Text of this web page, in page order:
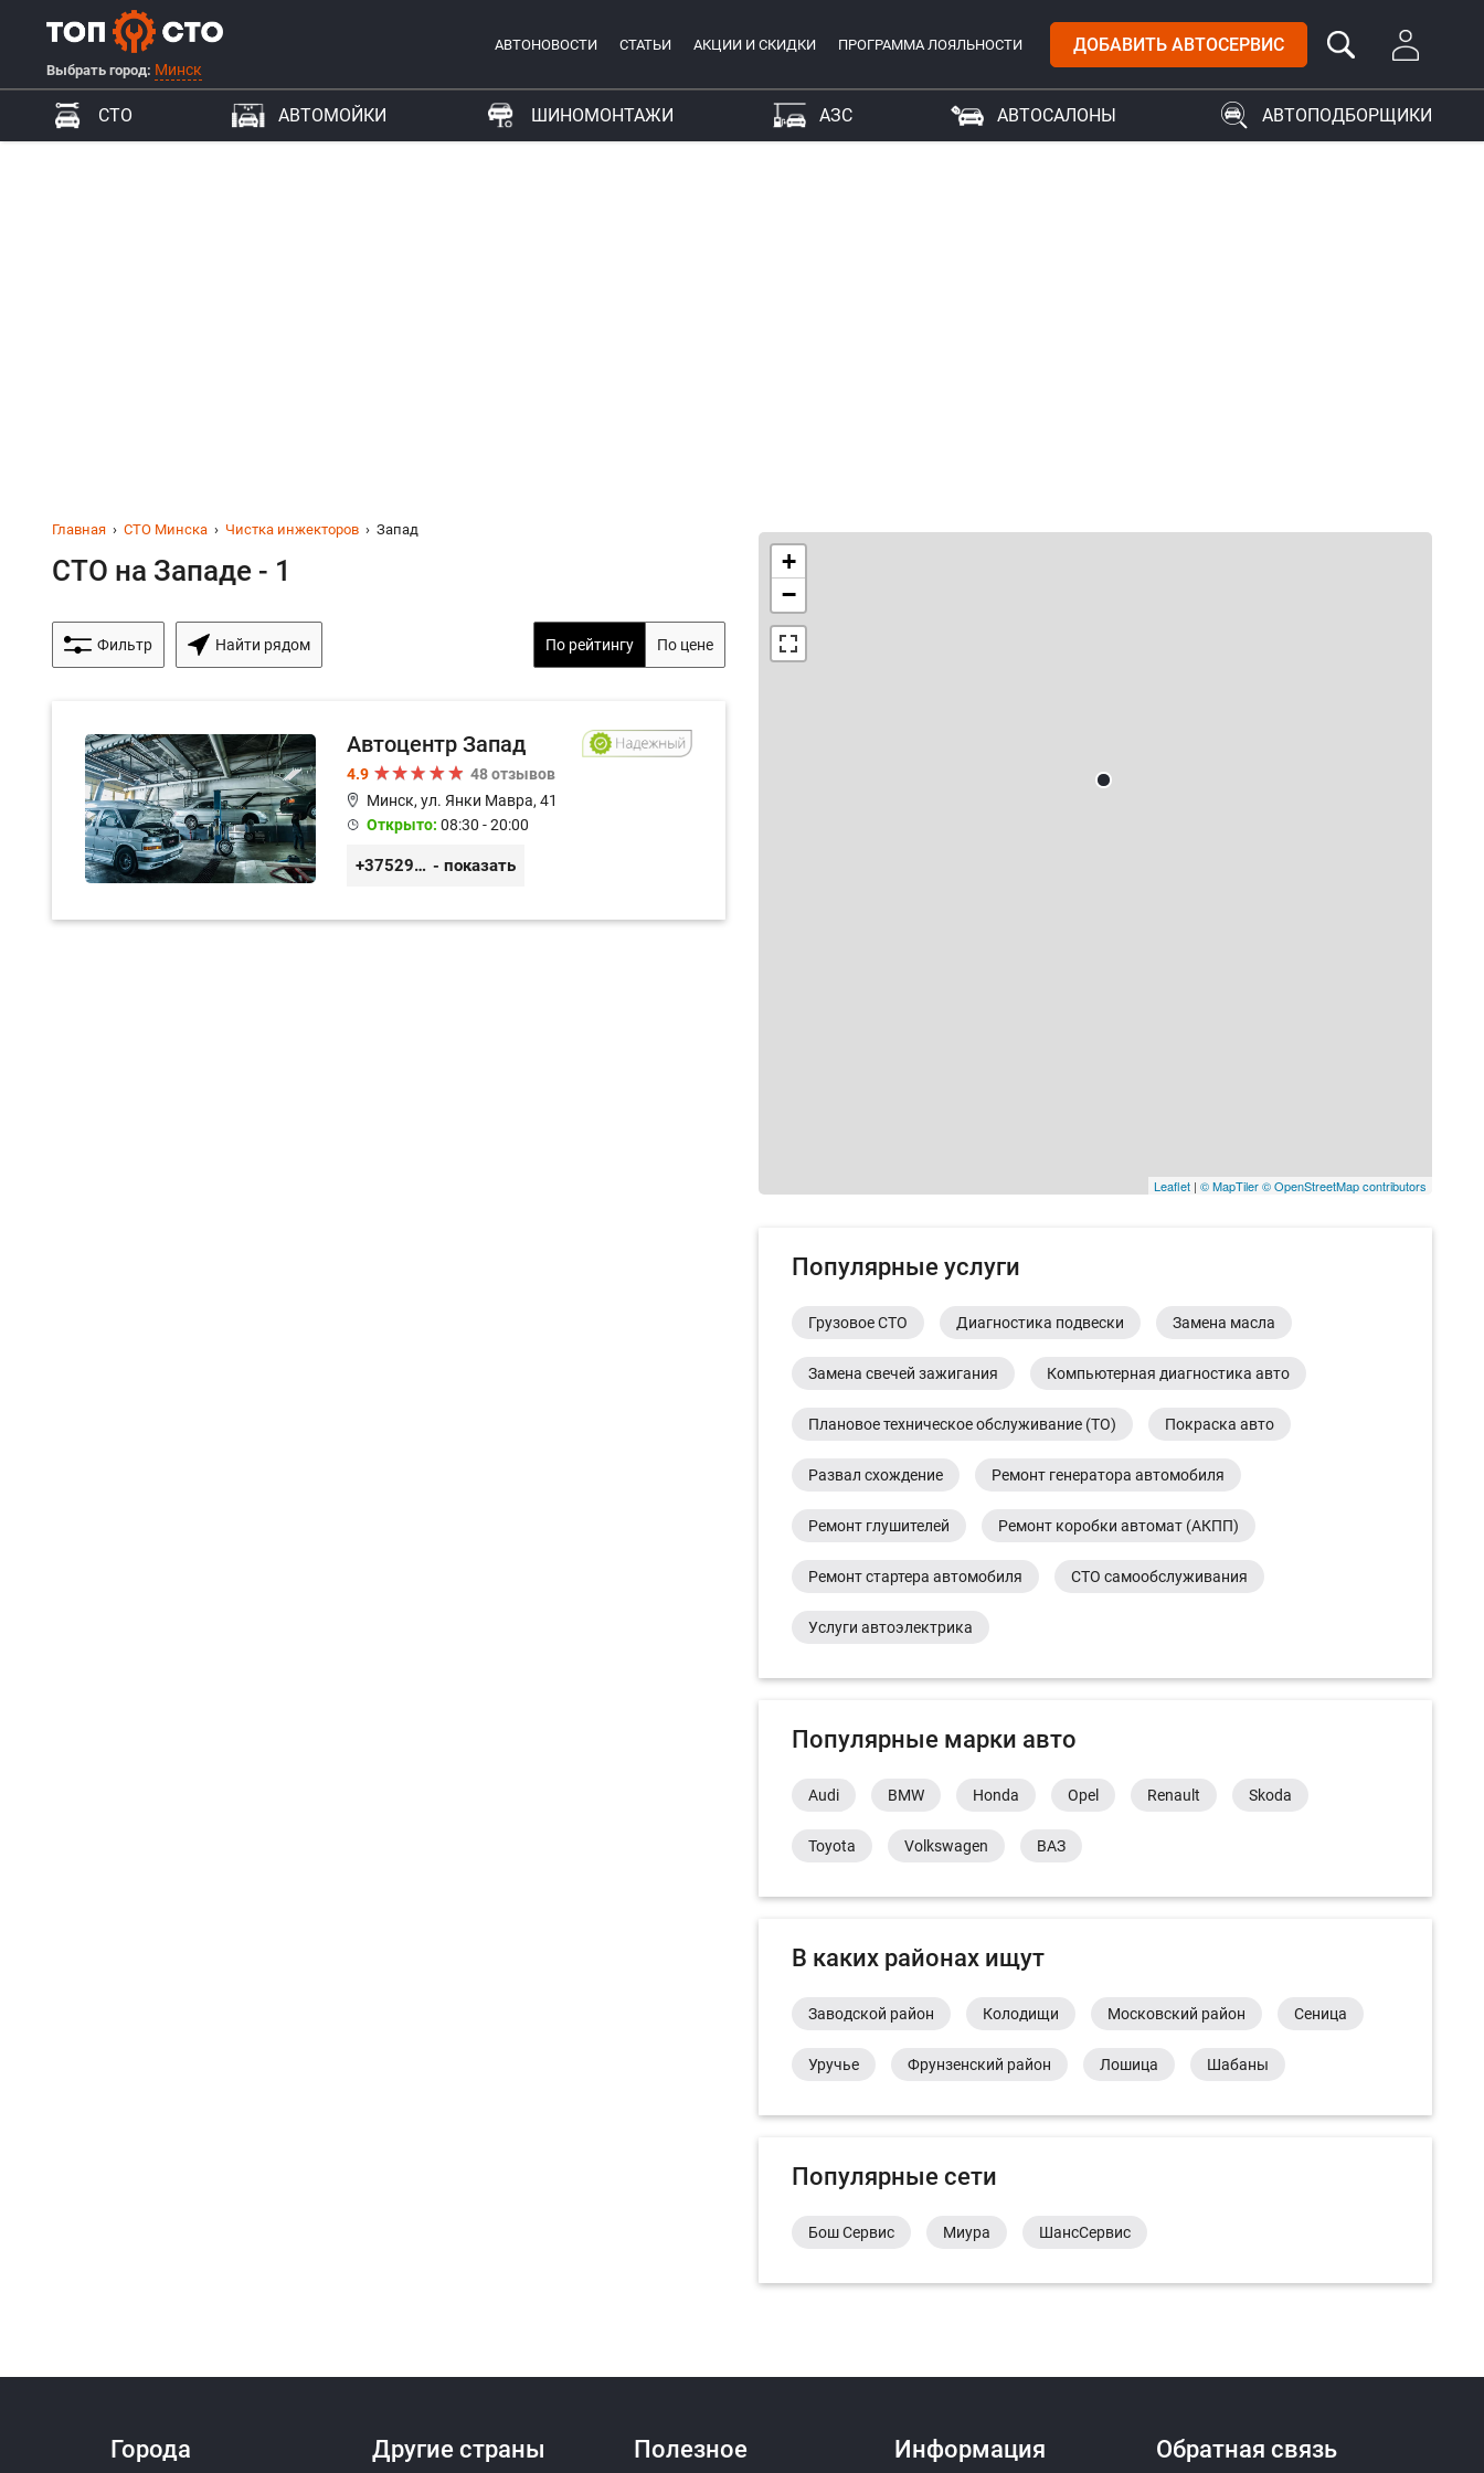
Выбрать город: Минск
АВТОНОВОСТИ СТАТЬИ АКЦИИ И СКИДКИ ПРОГРАММА ЛОЯЛЬНОСТИ ДОБАВИТЬ АВТОСЕРВИС
СТО АВТОМОЙКИ ШИНОМОНТАЖИ АЗС АВТОСАЛОНЫ АВТОПОДБОРЩИКИ
Главная СТО Минска Чистка инжекторов Запад
СТО на Западе - 1
Фильтр Найти рядом По рейтингу По цене
Автоцентр Запад
4.9
48 отзывов
Минск, ул. Янки Мавра, 41
Открыто: 08:30 - 20:00
+375299579797 - показать
+
−
Leaflet | © MapTiler© OpenStreetMap contributors
Популярные услуги
Грузовое СТО Диагностика подвески Замена масла
Замена свечей зажигания Компьютерная диагностика авто
Плановое техническое обслуживание (ТО) Покраска авто
Развал схождение Ремонт генератора автомобиля
Ремонт глушителей Ремонт коробки автомат (АКПП)
Ремонт стартера автомобиля СТО самообслуживания
Услуги автоэлектрика
Популярные марки авто
Audi BMW Honda Opel Renault Skoda
Toyota Volkswagen ВАЗ
В каких районах ищут
Заводской район Колодищи Московский район Сеница
Уручье Фрунзенский район Лошица Шабаны
Популярные сети
Бош Сервис Миура ШансСервис
Города Другие страны Полезное Информация Обратная связь